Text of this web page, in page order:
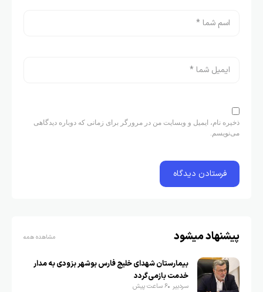
ذخیره نام، ایمیل و وبسایت من در مرورگر برای زمانی که دوباره دیدگاهی
می‌نویسم.
پیشنهاد میشود مشاهده همه
بیمارستان شهدای خلیج فارس بوشهر بزودی به مدار
خدمت بازمی‌گردد
سردبیر 6 ساعت پیش